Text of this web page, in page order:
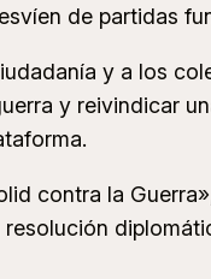
de partidas
y a los
y reivindicar
contra la